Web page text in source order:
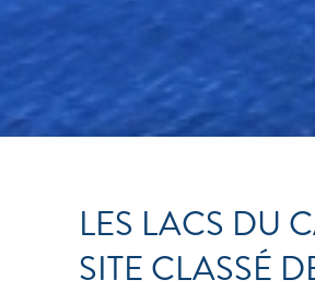
LES LACS DU
SITE CLASSÉ